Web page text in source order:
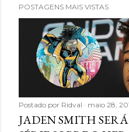
POSTAGENS MAIS VISTAS
Postado por Ridval maio 28,
JADEN SMITH